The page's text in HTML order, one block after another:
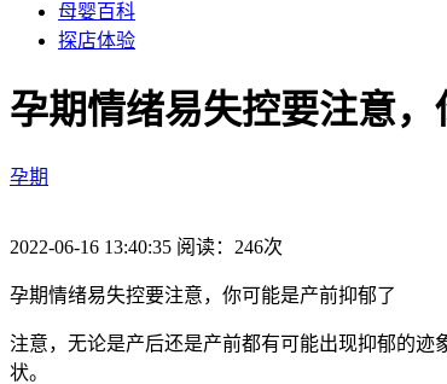
母婴百科
探店体验
孕期情绪易失控要注意
孕期
2022-06-16 13:40:35 阅读：246次
孕期情绪易失控要注意，你可能是产前抑郁了
注意，无论是产后还是产前都有可能出现抑郁的
状。